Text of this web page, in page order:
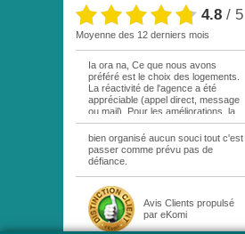
4.8 / 5
moyenne des 12 derniers mois
Ia ora na, Ce que nous avons
préféré est le choix des logements.
La réactivité de l'agence a été
appréciable (appel direct, message
ou mail). Pour les améliorations, la
location de la voiture sur MOOREA
aurait été plus pratique en passant
directement par le service de
location de l'hôtel (Island beach).
de temps associé (environ 2h).
Merci encore pour vos services, les
vacances n'ont été que meilleures.
Maruruu ! ***
bien organisé aucun souci tout c'est
passer comme prévu pas de
défiance.
Avis Clients propulsé
par eKomi